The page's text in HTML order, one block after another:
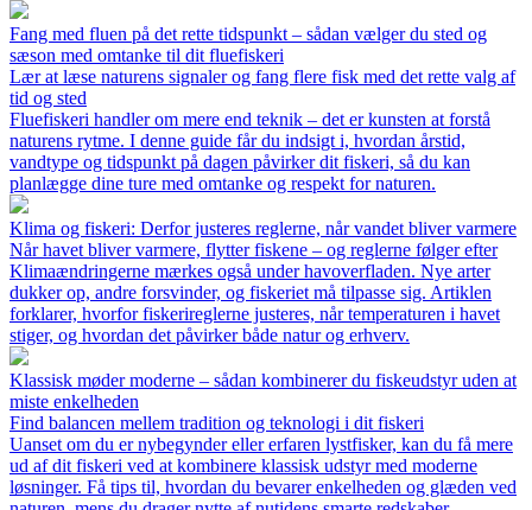
Fang med fluen på det rette tidspunkt – sådan vælger du sted og
sæson med omtanke til dit fluefiskeri
Lær at læse naturens signaler og fang flere fisk med det rette valg af
tid og sted
Fluefiskeri handler om mere end teknik – det er kunsten at forstå
naturens rytme. I denne guide får du indsigt i, hvordan årstid,
vandtype og tidspunkt på dagen påvirker dit fiskeri, så du kan
planlægge dine ture med omtanke og respekt for naturen.
Klima og fiskeri: Derfor justeres reglerne, når vandet bliver varmere
Når havet bliver varmere, flytter fiskene – og reglerne følger efter
Klimaændringerne mærkes også under havoverfladen. Nye arter
dukker op, andre forsvinder, og fiskeriet må tilpasse sig. Artiklen
forklarer, hvorfor fiskerireglerne justeres, når temperaturen i havet
stiger, og hvordan det påvirker både natur og erhverv.
Klassisk møder moderne – sådan kombinerer du fiskeudstyr uden at
miste enkelheden
Find balancen mellem tradition og teknologi i dit fiskeri
Uanset om du er nybegynder eller erfaren lystfisker, kan du få mere
ud af dit fiskeri ved at kombinere klassisk udstyr med moderne
løsninger. Få tips til, hvordan du bevarer enkelheden og glæden ved